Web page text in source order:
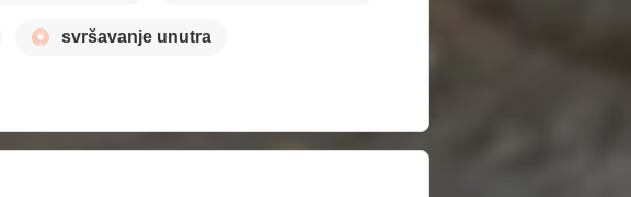
svršavanje unutra